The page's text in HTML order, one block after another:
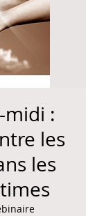
midi :
les
les